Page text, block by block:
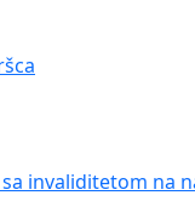
invaliditetom na